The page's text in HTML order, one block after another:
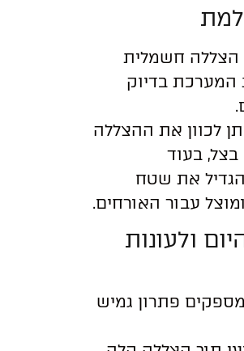
הצללה חשמלית
בדיוק
לכוון את ההצללה
בעוד
את שטח
עבור האורחים.
ולעונות
פתרון גמיש